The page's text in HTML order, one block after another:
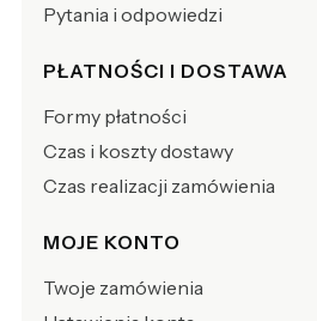
Pytania i odpowiedzi
PŁATNOŚCI I DOSTAWA
Formy płatności
Czas i koszty dostawy
Czas realizacji zamówienia
MOJE KONTO
Twoje zamówienia